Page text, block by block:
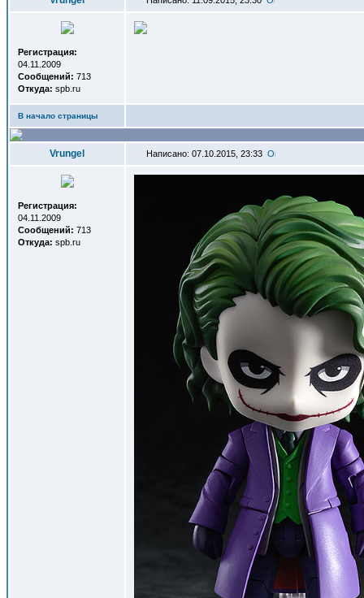
Регистрация:
04.11.2009
Сообщений: 713
Откуда: spb.ru
В начало страницы
Vrungel Написано: 07.10.2015, 23:33
Регистрация:
04.11.2009
Сообщений: 713
Откуда: spb.ru